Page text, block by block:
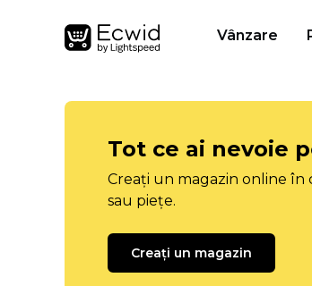
Vânzare
Tot ce ai nevoie
Creați un magazin online
sau piețe.
Creați un magazin